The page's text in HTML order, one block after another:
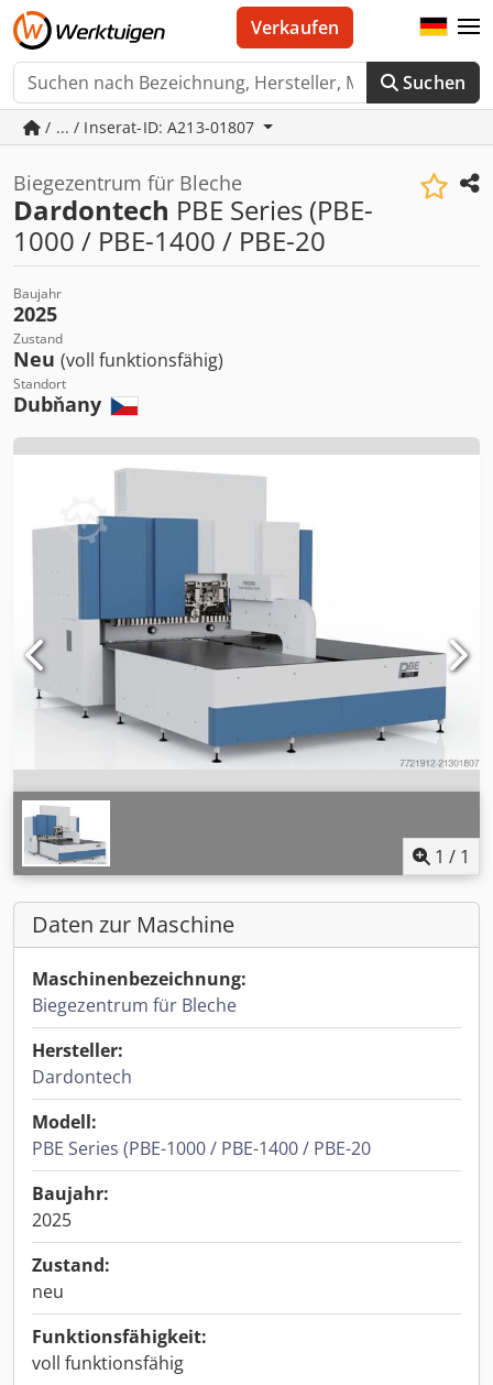
Suchen
Verkaufen
/ ... / Inserat-ID: A213-01807
Biegezentrum für Bleche
Dardontech PBE Series (PBE-
1000 / PBE-1400 / PBE-20
Baujahr
2025
Zustand
Neu (voll funktionsfähig)
Standort
Dubňany
1 / 1
Daten zur Maschine
Maschinenbezeichnung:
Biegezentrum für Bleche
Hersteller:
Dardontech
Modell:
PBE Series (PBE-1000 / PBE-1400 / PBE-20
Baujahr:
2025
Zustand:
neu
Funktionsfähigkeit:
voll funktionsfähig